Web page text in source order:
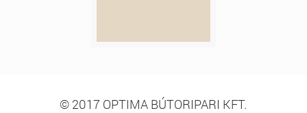
© 2017 OPTIMA BÚTORIPARI KFT.